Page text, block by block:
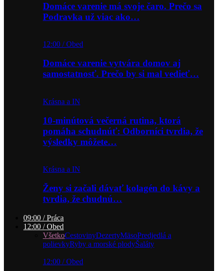
Domáce varenie má svoje čaro. Prečo sa
Podravka už viac ako…
12:00 / Obed
Domáce varenie vytvára domov aj
samostatnosť. Prečo by si mal vedieť…
Krásna a IN
10-minútová večerná rutina, ktorá
pomáha schudnúť: Odborníci tvrdia, že
výsledky môžete…
Krásna a IN
Ženy si začali dávať kolagén do kávy a
tvrdia, že chudnú…
09:00 / Práca
12:00 / Obed
VšetkoCestovinyDezertyMäsoPredjedlá a
polievkyRyby a morské plodyŠaláty
12:00 / Obed